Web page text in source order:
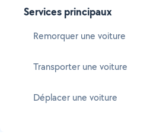
Services principaux
Remorquer une voiture
Transporter une voiture
Déplacer une voiture